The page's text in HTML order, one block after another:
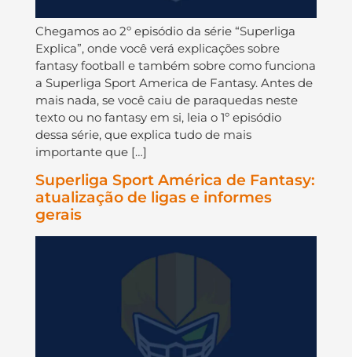
Chegamos ao 2º episódio da série “Superliga
Explica”, onde você verá explicações sobre
fantasy football e também sobre como funciona
a Superliga Sport America de Fantasy. Antes de
mais nada, se você caiu de paraquedas neste
texto ou no fantasy em si, leia o 1º episódio
dessa série, que explica tudo de mais
importante que […]
Superliga Sport América de Fantasy:
atualização de ligas e informes
gerais